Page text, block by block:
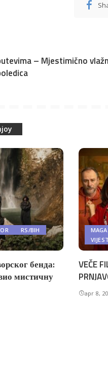
– Mjestimično
RS/BIH
бенда:
мистичну
VEČE
apr 8,